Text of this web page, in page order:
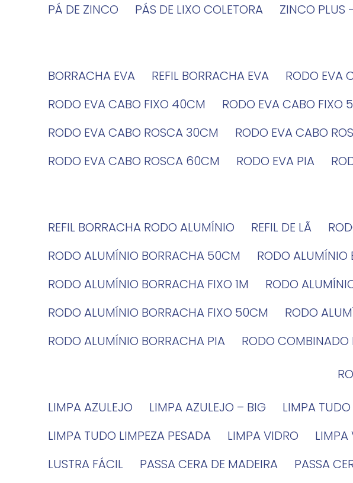
PÁ DE ZINCO
PÁS DE LIXO COLETORA
ZINCO
BORRACHA EVA
REFIL BORRACHA EVA RODO EVA
RODO EVA CABO FIXO 40CM
RODO EVA CABO FIXO
RODO EVA CABO ROSCA 30CM
RODO EVA CABO
RODO EVA CABO ROSCA 60CM
RODO EVA PIA
REFIL BORRACHA RODO ALUMÍNIO
REFIL DE LÃ
RODO ALUMÍNIO BORRACHA 50CM
RODO
RODO ALUMÍNIO BORRACHA FIXO 1M
RODO
RODO ALUMÍNIO BORRACHA FIXO 50CM
RODO
RODO ALUMÍNIO BORRACHA PIA
RODO
LIMPA AZULEJO
LIMPA AZULEJO – BIG LIMPA TUDO
LIMPA TUDO LIMPEZA PESADA
LIMPA VIDRO
LUSTRA FÁCIL
PASSA CERA DE MADEIRA PASSA